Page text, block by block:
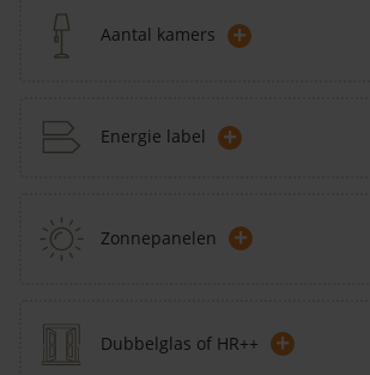
Aantal kamers +
Energie label +
Zonnepanelen +
Dubbelglas of HR++ +